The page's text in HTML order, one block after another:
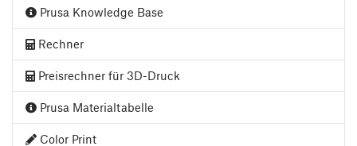
Prusa Knowledge Base
Rechner
Preisrechner für 3D-Druck
Prusa Materialtabelle
Color Print